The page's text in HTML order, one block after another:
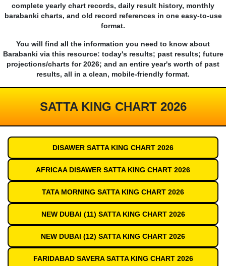
complete yearly chart records, daily result history, monthly
barabanki charts, and old record references in one easy-to-use
format.
You will find all the information you need to know about
Barabanki via this resource: today's results; past results; future
projections/charts for 2026; and an entire year's worth of past
results, all in a clean, mobile-friendly format.
SATTA KING CHART 2026
DISAWER SATTA KING CHART 2026
AFRICAA DISAWER SATTA KING CHART 2026
TATA MORNING SATTA KING CHART 2026
NEW DUBAI (11) SATTA KING CHART 2026
NEW DUBAI (12) SATTA KING CHART 2026
FARIDABAD SAVERA SATTA KING CHART 2026